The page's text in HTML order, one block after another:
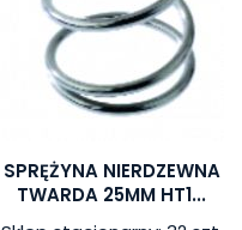
SPRĘŻYNA NIERDZEWNA
TWARDA 25MM HT1...